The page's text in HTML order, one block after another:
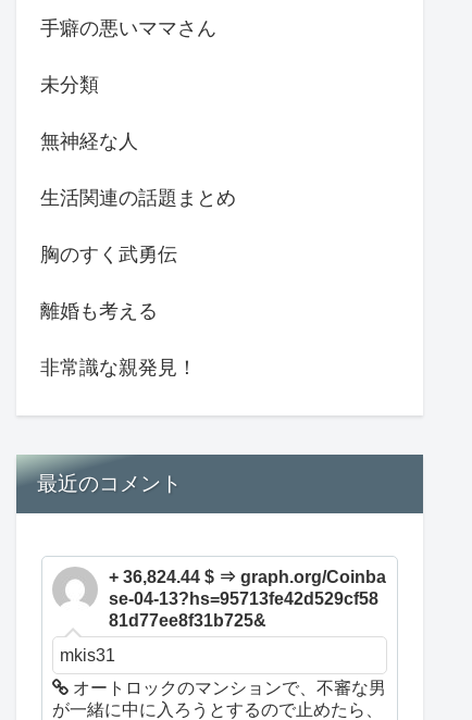
手癖の悪いママさん
未分類
無神経な人
生活関連の話題まとめ
胸のすく武勇伝
離婚も考える
非常識な親発見！
最近のコメント
+ 36,824.44 $ ⇒ graph.org/Coinba
se-04-13?hs=95713fe42d529cf58
81d77ee8f31b725&
mkis31
オートロックのマンションで、不審な男
が一緒に中に入ろうとするので止めたら、